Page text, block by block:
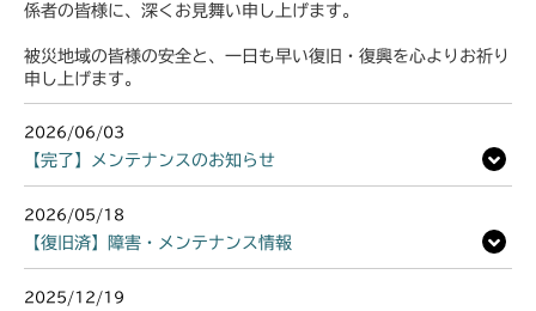
係者の皆様に、深くお見舞い申し上げます。
被災地域の皆様の安全と、一日も早い復旧・復興を心よりお祈り
申し上げます。
2026/06/03
【完了】メンテナンスのお知らせ
2026/05/18
【復旧済】障害・メンテナンス情報
2025/12/19